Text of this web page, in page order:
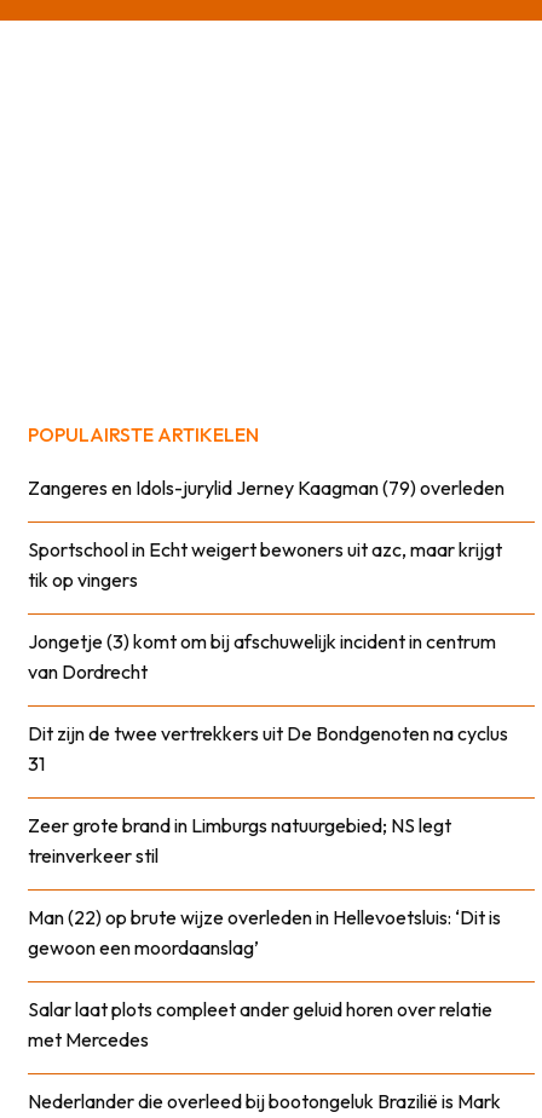
POPULAIRSTE ARTIKELEN
Zangeres en Idols-jurylid Jerney Kaagman (79) overleden
Sportschool in Echt weigert bewoners uit azc, maar krijgt
tik op vingers
Jongetje (3) komt om bij afschuwelijk incident in centrum
van Dordrecht
Dit zijn de twee vertrekkers uit De Bondgenoten na cyclus
31
Zeer grote brand in Limburgs natuurgebied; NS legt
treinverkeer stil
Man (22) op brute wijze overleden in Hellevoetsluis: ‘Dit is
gewoon een moordaanslag’
Salar laat plots compleet ander geluid horen over relatie
met Mercedes
Nederlander die overleed bij bootongeluk Brazilië is Mark